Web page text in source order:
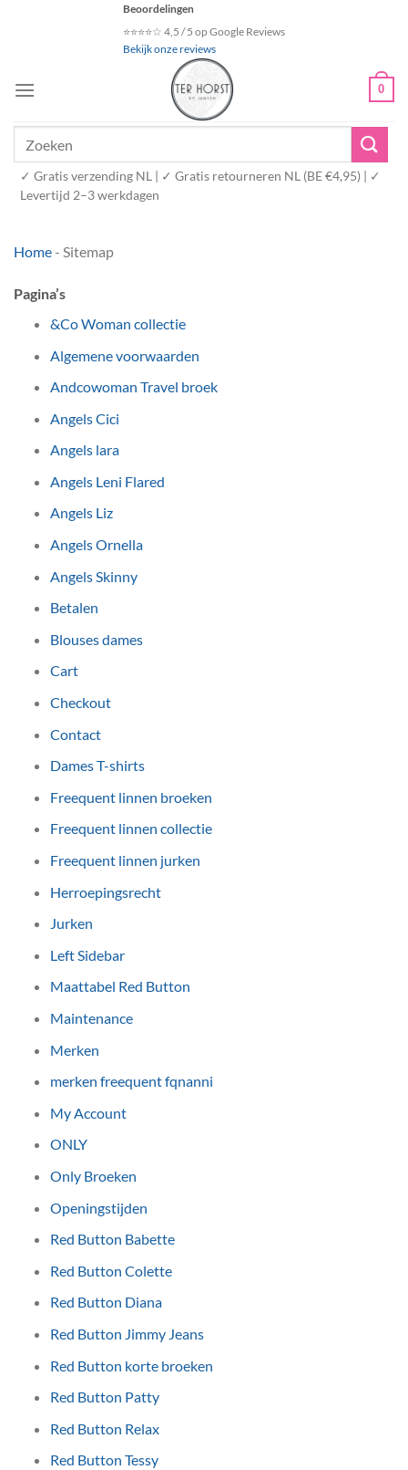
Beoordelingen
⭐⭐⭐⭐☆ 4,5 / 5 op Google Reviews
Bekijk onze reviews
0
✓ Gratis verzending NL | ✓ Gratis retourneren NL (BE €4,95) | ✓
Levertijd 2–3 werkdagen
Home- Sitemap
Pagina’s
&Co Woman collectie
Algemene voorwaarden
Andcowoman Travel broek
Angels Cici
Angels lara
Angels Leni Flared
Angels Liz
Angels Ornella
Angels Skinny
Betalen
Blouses dames
Cart
Checkout
Contact
Dames T-shirts
Freequent linnen broeken
Freequent linnen collectie
Freequent linnen jurken
Herroepingsrecht
Jurken
Left Sidebar
Maattabel Red Button
Maintenance
Merken
merken freequent fqnanni
My Account
ONLY
Only Broeken
Openingstijden
Red Button Babette
Red Button Colette
Red Button Diana
Red Button Jimmy Jeans
Red Button korte broeken
Red Button Patty
Red Button Relax
Red Button Tessy